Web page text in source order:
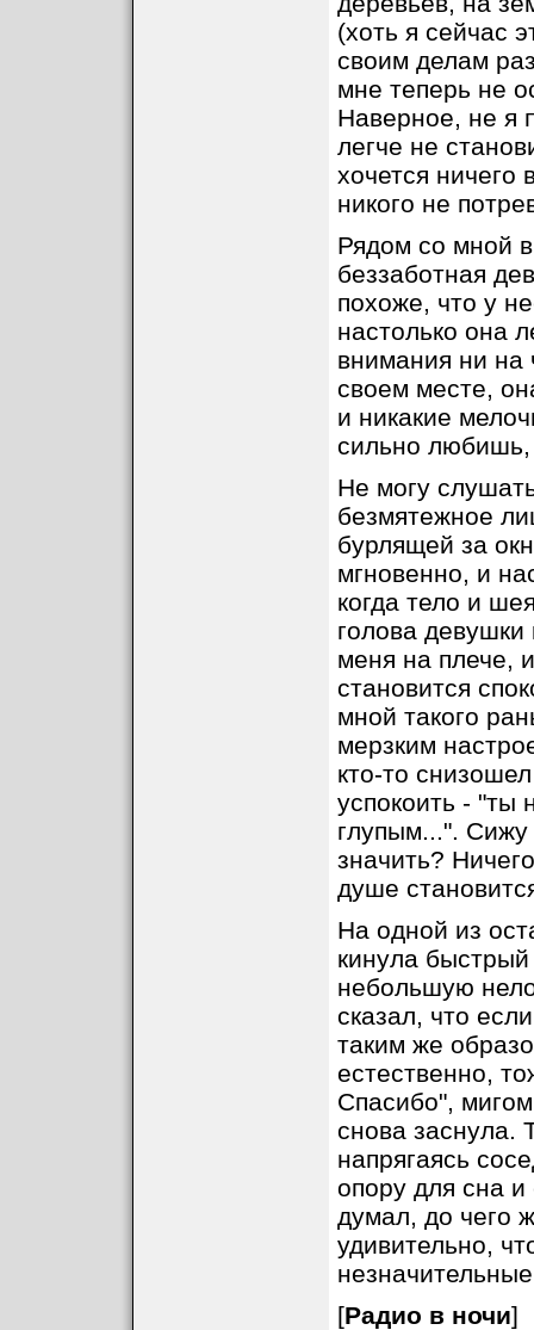
(хоть я сейчас
своим делам
мне теперь не
Наверное, не я
легче не
хочется ничего
никого не
Рядом со мной
беззаботная
похоже, что у
настолько она
внимания ни на
своем месте,
и никакие
сильно любишь,
Не могу
безмятежное
бурлящей за
мгновенно, и
когда тело и
голова девушки
меня на плече,
становится
мной такого
мерзким
кто-то
успокоить - "ты
глупым...".
значить?
душе
На одной из
кинула
небольшую
сказал, что
таким же
естественно,
Спасибо",
снова заснула.
напрягаясь
опору для сна
думал, до чего
удивительно,
[Радио в ночи]